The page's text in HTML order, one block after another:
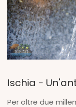
Ischia -
Per oltre due